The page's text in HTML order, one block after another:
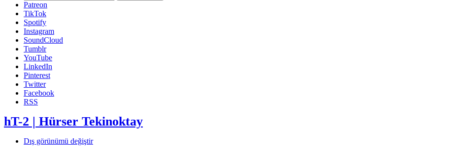
Patreon
TikTok
Spotify
Instagram
SoundCloud
Tumblr
YouTube
LinkedIn
Pinterest
Twitter
Facebook
RSS
hT-2 | Hürser Tekinoktay
Dış görünümü değiştir